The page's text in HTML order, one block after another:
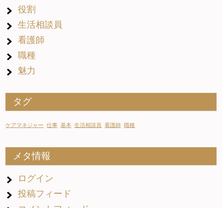
役割
生活相談員
看護師
職種
魅力
タグ
ケアマネジャー 仕事 基本 生活相談員 看護師 職種
メタ情報
ログイン
投稿フィード